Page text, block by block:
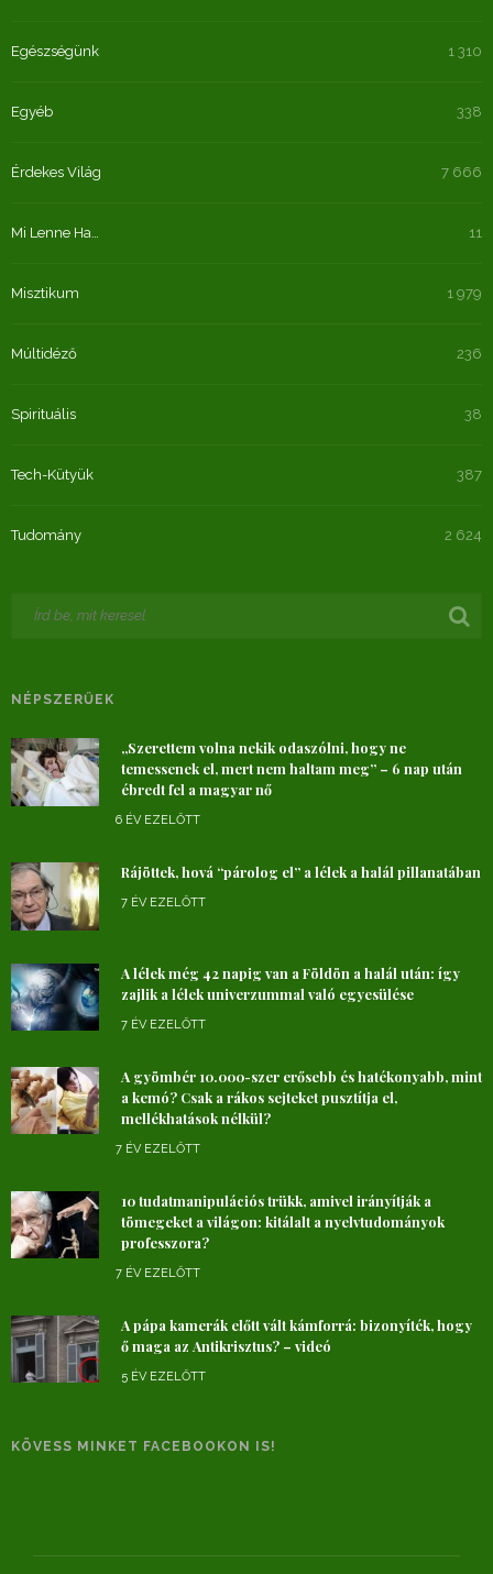
Egészségünk 1 310
Egyéb 338
Érdekes Világ 7 666
Mi Lenne Ha… 11
Misztikum 1 979
Múltidéző 236
Spirituális 38
Tech-Kütyük 387
Tudomány 2 624
NÉPSZERŰEK
„Szerettem volna nekik odaszólni, hogy ne
temessenek el, mert nem haltam meg” – 6 nap után
ébredt fel a magyar nő
6 ÉV EZELŐTT
Rájöttek, hová “párolog el” a lélek a halál pillanatában
7 ÉV EZELŐTT
A lélek még 42 napig van a Földön a halál után: így
zajlik a lélek univerzummal való egyesülése
7 ÉV EZELŐTT
A gyömbér 10.000-szer erősebb és hatékonyabb, mint
a kemó? Csak a rákos sejteket pusztítja el,
mellékhatások nélkül?
7 ÉV EZELŐTT
10 tudatmanipulációs trükk, amivel irányítják a
tömegeket a világon: kitálalt a nyelvtudományok
professzora?
7 ÉV EZELŐTT
A pápa kamerák előtt vált kámforrá: bizonyíték, hogy
ő maga az Antikrisztus? – videó
5 ÉV EZELŐTT
KÖVESS MINKET FACEBOOKON IS!